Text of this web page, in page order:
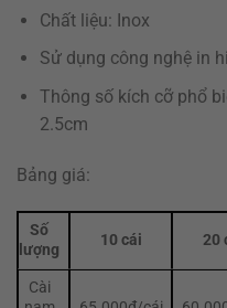
Chất liệu: Inox
Sử dụng công nghệ in
Thông số kích cỡ phổ
2.5cm
Bảng giá:
Số
lượng
10 cái 20
Cài